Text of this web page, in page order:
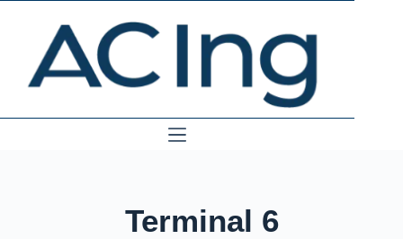
content
Terminal 6